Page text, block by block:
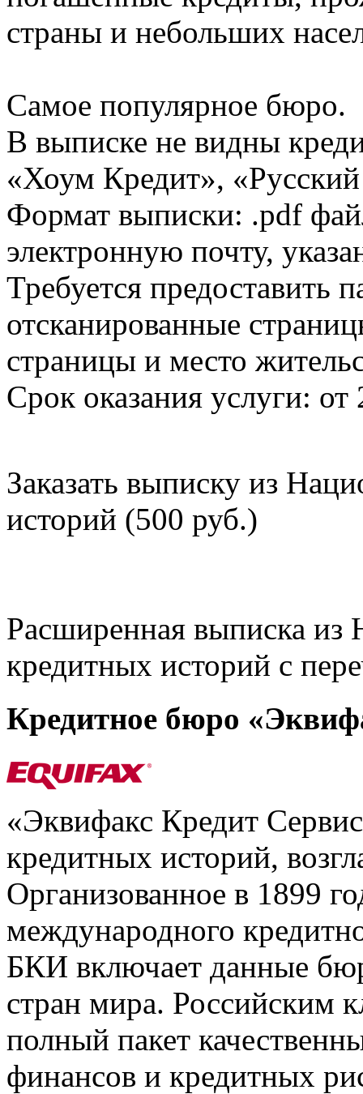
страны и небольших
Самое популярное бюро.
В выписке не видны
«Хоум Кредит»,
Формат выписки: .pdf
электронную почту,
Требуется предоставить
отсканированные
страницы и место
Срок оказания услуги: от
Заказать выписку из
историй (500 руб.)
Расширенная выписка из
кредитных историй с
Кредитное бюро
«Эквифакс Кредит
кредитных историй,
Организованное в 1899
международного
БКИ включает данные
стран мира. Российским
полный пакет
финансов и кредитных